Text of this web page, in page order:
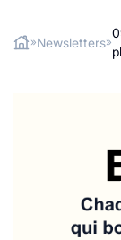
»Newsletters»